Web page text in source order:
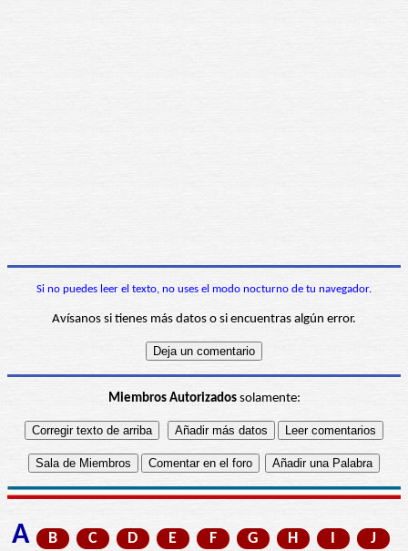
Si no puedes leer el texto, no uses el modo nocturno de tu navegador.
Avísanos si tienes más datos o si encuentras algún error.
Miembros Autorizadossolamente:
A B C D E F G H
J